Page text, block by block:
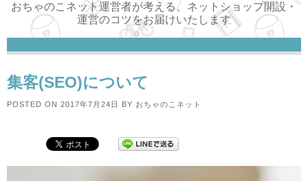
おちゃのこネット運営者が考える、ネットショップ開設・
運営のコツをお届けいたします
集客(SEO)について
POSTED ON 2017年7月24日 BY おちゃのこネット